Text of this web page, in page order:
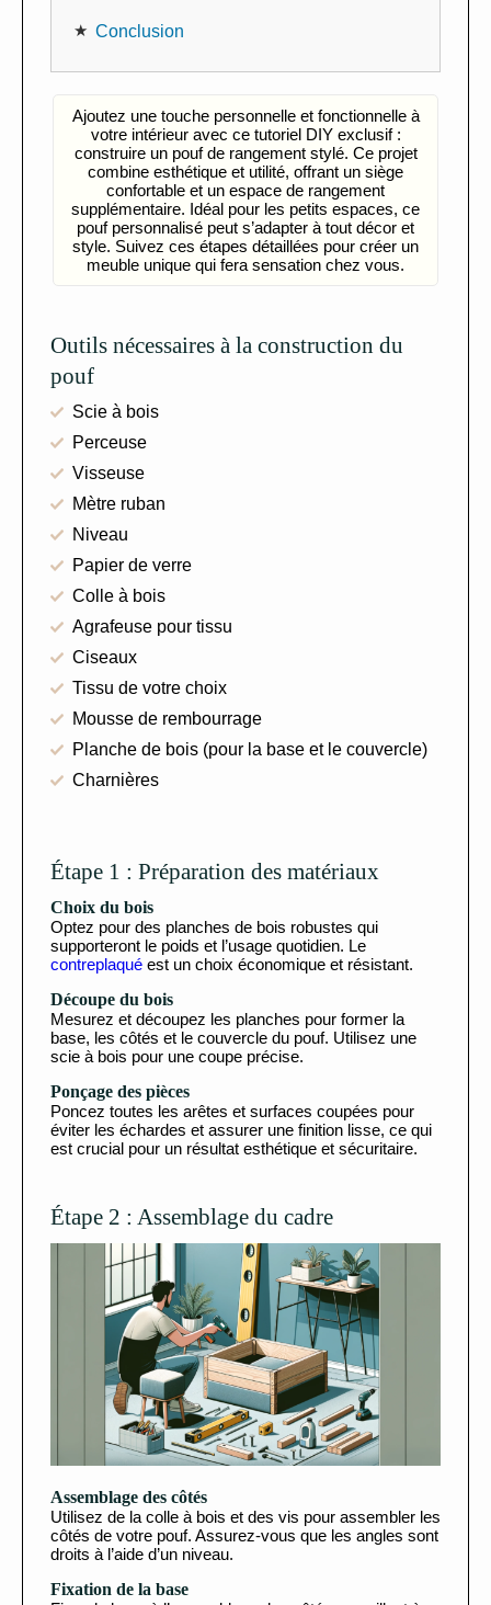
Conclusion
Ajoutez une touche personnelle et fonctionnelle à
votre intérieur avec ce tutoriel DIY exclusif :
construire un pouf de rangement stylé. Ce projet
combine esthétique et utilité, offrant un siège
confortable et un espace de rangement
supplémentaire. Idéal pour les petits espaces, ce
pouf personnalisé peut s’adapter à tout décor et
style. Suivez ces étapes détaillées pour créer un
meuble unique qui fera sensation chez vous.
Outils nécessaires à la construction du
pouf
Scie à bois
Perceuse
Visseuse
Mètre ruban
Niveau
Papier de verre
Colle à bois
Agrafeuse pour tissu
Ciseaux
Tissu de votre choix
Mousse de rembourrage
Planche de bois (pour la base et le couvercle)
Charnières
Étape 1 : Préparation des matériaux
Choix du bois
Optez pour des planches de bois robustes qui
supporteront le poids et l’usage quotidien. Le
contreplaqué est un choix économique et résistant.
Découpe du bois
Mesurez et découpez les planches pour former la
base, les côtés et le couvercle du pouf. Utilisez une
scie à bois pour une coupe précise.
Ponçage des pièces
Poncez toutes les arêtes et surfaces coupées pour
éviter les échardes et assurer une finition lisse, ce qui
est crucial pour un résultat esthétique et sécuritaire.
Étape 2 : Assemblage du cadre
Assemblage des côtés
Utilisez de la colle à bois et des vis pour assembler les
côtés de votre pouf. Assurez-vous que les angles sont
droits à l’aide d’un niveau.
Fixation de la base